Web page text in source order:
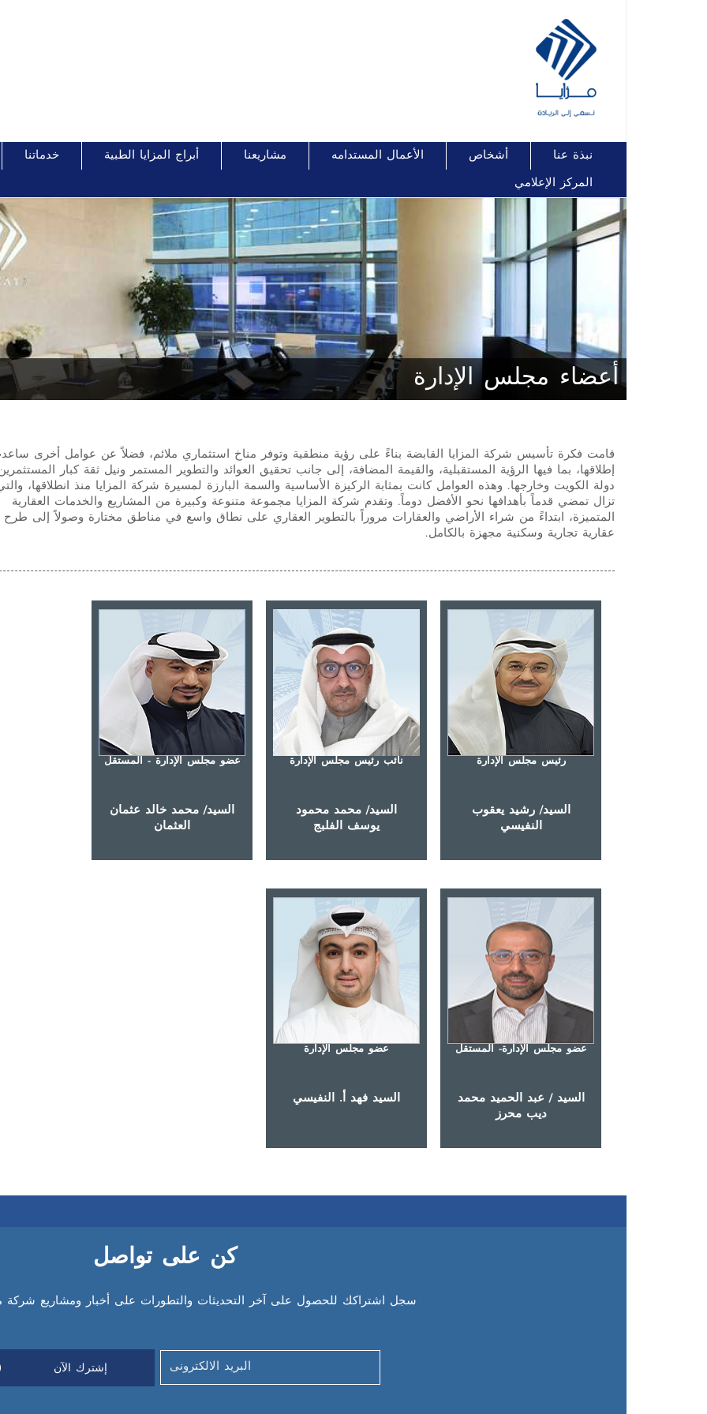
نبذة عنا أشخاص الأعمال المستدامه مشاريعنا أبراج المزايا الطبية خدماتنا
المركز الإعلامي
أعضاء مجلس الإدارة
قامت فكرة تأسيس شركة المزايا القابضة بناءً على رؤية منطقية وتوفر مناخ استثماري ملائم، فضلاً عن عوامل أخرى
إطلاقها، بما فيها الرؤية المستقبلية، والقيمة المضافة، إلى جانب تحقيق العوائد والتطوير المستمر ونيل ثقة كبار
دولة الكويت وخارجها. وهذه العوامل كانت بمثابة الركيزة الأساسية والسمة البارزة لمسيرة شركة المزايا منذ انطلاقها،
تزال تمضي قدماً بأهدافها نحو الأفضل دوماً. وتقدم شركة المزايا مجموعة متنوعة وكبيرة من المشاريع والخدمات العقارية
المتميزة، ابتداءً من شراء الأراضي والعقارات مروراً بالتطوير العقاري على نطاق واسع في مناطق مختارة وصولاً إلى
عقارية تجارية وسكنية مجهزة بالكامل.
السيد/ رشيد يعقوب
النفيسي
رئيس مجلس الإدارة
السيد/ محمد محمود
يوسف الفلبج
نائب رئيس مجلس الإدارة
السيد/ محمد خالد عثمان
العثمان
عضو مجلس الإدارة - المستقل
السيد / عبد الحميد محمد
ديب محرز
عضو مجلس الإدارة- المستقل
السيد فهد أ. النفيسي
عضو مجلس الإدارة
كن على تواصل
سجل اشتراكك للحصول على آخر التحديثات والتطورات على أخبار ومشاريع شركة